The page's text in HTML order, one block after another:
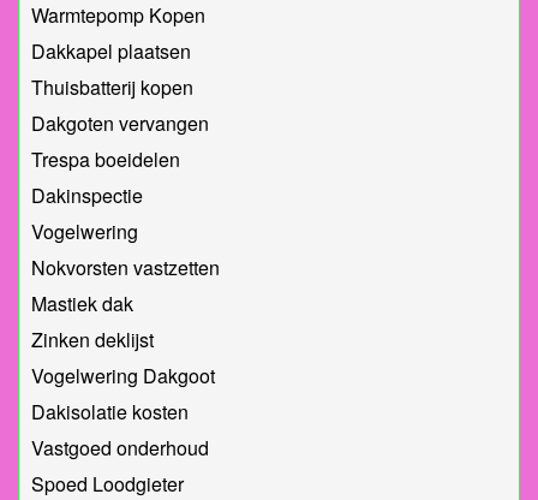
Warmtepomp Kopen
Dakkapel plaatsen
Thuisbatterij kopen
Dakgoten vervangen
Trespa boeidelen
Dakinspectie
Vogelwering
Nokvorsten vastzetten
Mastiek dak
Zinken deklijst
Vogelwering Dakgoot
Dakisolatie kosten
Vastgoed onderhoud
Spoed Loodgieter